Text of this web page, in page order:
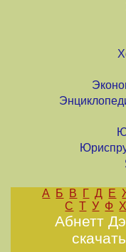
А Б В Г Д Е
С Т У Ф Х
Абнетт